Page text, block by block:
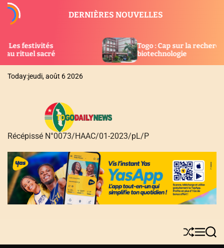
DERNIÈRES NOUVELLES
Togo : Cap sur la recherche, l’innovation et la
biotechnologie
Today:jeudi, août 6 2026
T
G
O
D
A
I
Récépissé N°0073/HAAC/01-2023/pL/P
S
h
M
e
S
e